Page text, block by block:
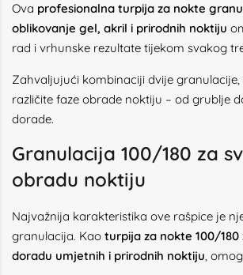
Ova profesionalna turpija za nokte
oblikovanje gel, akril i prirodnih noktiju
rad i vrhunske rezultate tijekom svakog
Zahvaljujući kombinaciji dvije granulacije,
različite faze obrade noktiju – od grublje
dorade.
Granulacija 100/180 za
obradu noktiju
Najvažnija karakteristika ove rašpice je
granulacija. Kao turpija za nokte 100/180
doradu umjetnih i prirodnih noktiju,